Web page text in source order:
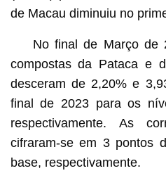
de Macau diminuiu no
No final de Março de
compostas da Pataca e
desceram de 2,20% e
final de 2023 para os
respectivamente. As
cifraram-se em 3 pontos
base, respectivamente.